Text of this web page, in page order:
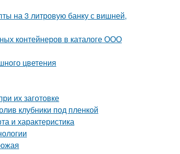
на 3 литровую банку с вишней,
контейнеров в каталоге ООО
цветения
их заготовке
клубники под пленкой
и характеристика